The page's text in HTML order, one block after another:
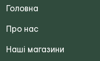
Головна
Про нас
Наші магазини